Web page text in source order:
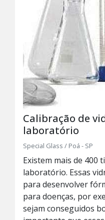
Calibração de
laboratório
Special Glass / Poá - SP
Existem mais de 400
laboratório. Essas
para desenvolver
para doenças, por
sejam conseguidos